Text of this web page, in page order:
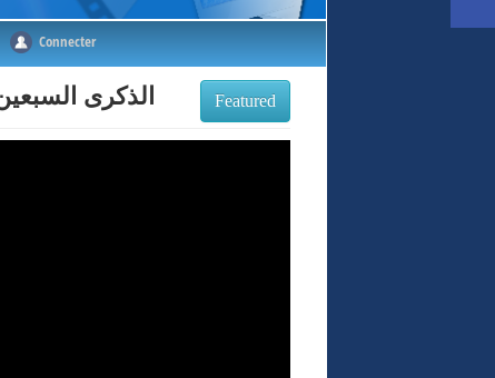
Connecter
الذكرى السبعين 70 لعيد الثورة التحريرية المجيدة 1 نوفمبر Featured